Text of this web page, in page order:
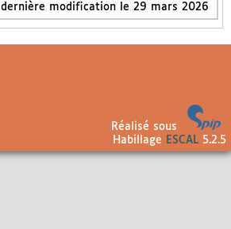
dernière modification le 29 mars 2026
Réalisé sous
Habillage
ESCAL5.2.5